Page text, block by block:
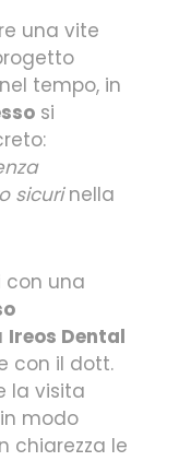
una vite
tempo, in
si
sicurinella
con una
Ireos Dental
con il dott.
la visita
modo
chiarezza le